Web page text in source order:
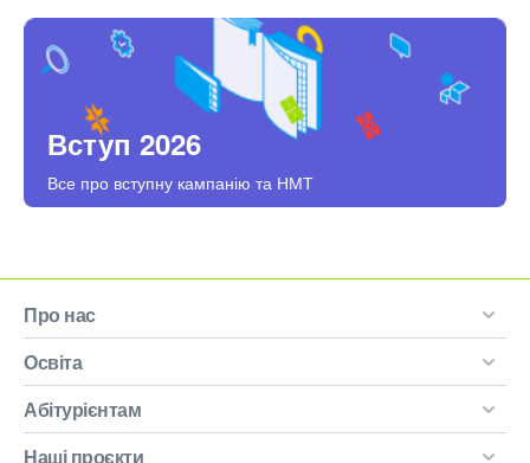
Вступ 2026
Все про вступну кампанію та НМТ
Про нас
Освіта
Абітурієнтам
Наші проєкти